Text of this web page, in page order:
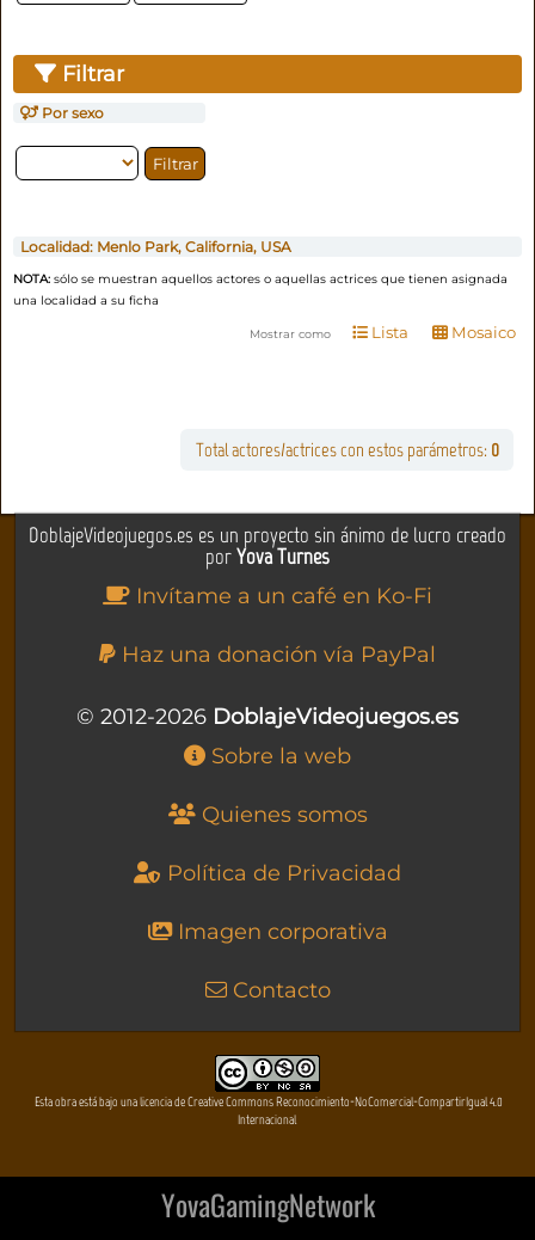
Filtrar
Por sexo
Localidad: Menlo Park, California, USA
NOTA: sólo se muestran aquellos actores o aquellas actrices que tienen asignada
una localidad a su ficha
Mostrar como Lista Mosaico
Total actores/actrices con estos parámetros: 0
DoblajeVideojuegos.es es un proyecto sin ánimo de lucro creado
porYova Turnes
Invítame a un café en Ko-Fi
Haz una donación vía PayPal
© 2012-2026 DoblajeVideojuegos.es
Sobre la web
Quienes somos
Política de Privacidad
Imagen corporativa
Contacto
Esta obra está bajo una licencia de Creative Commons Reconocimiento-NoComercial-CompartirIgual 4.0
Internacional
YovaGamingNetwork